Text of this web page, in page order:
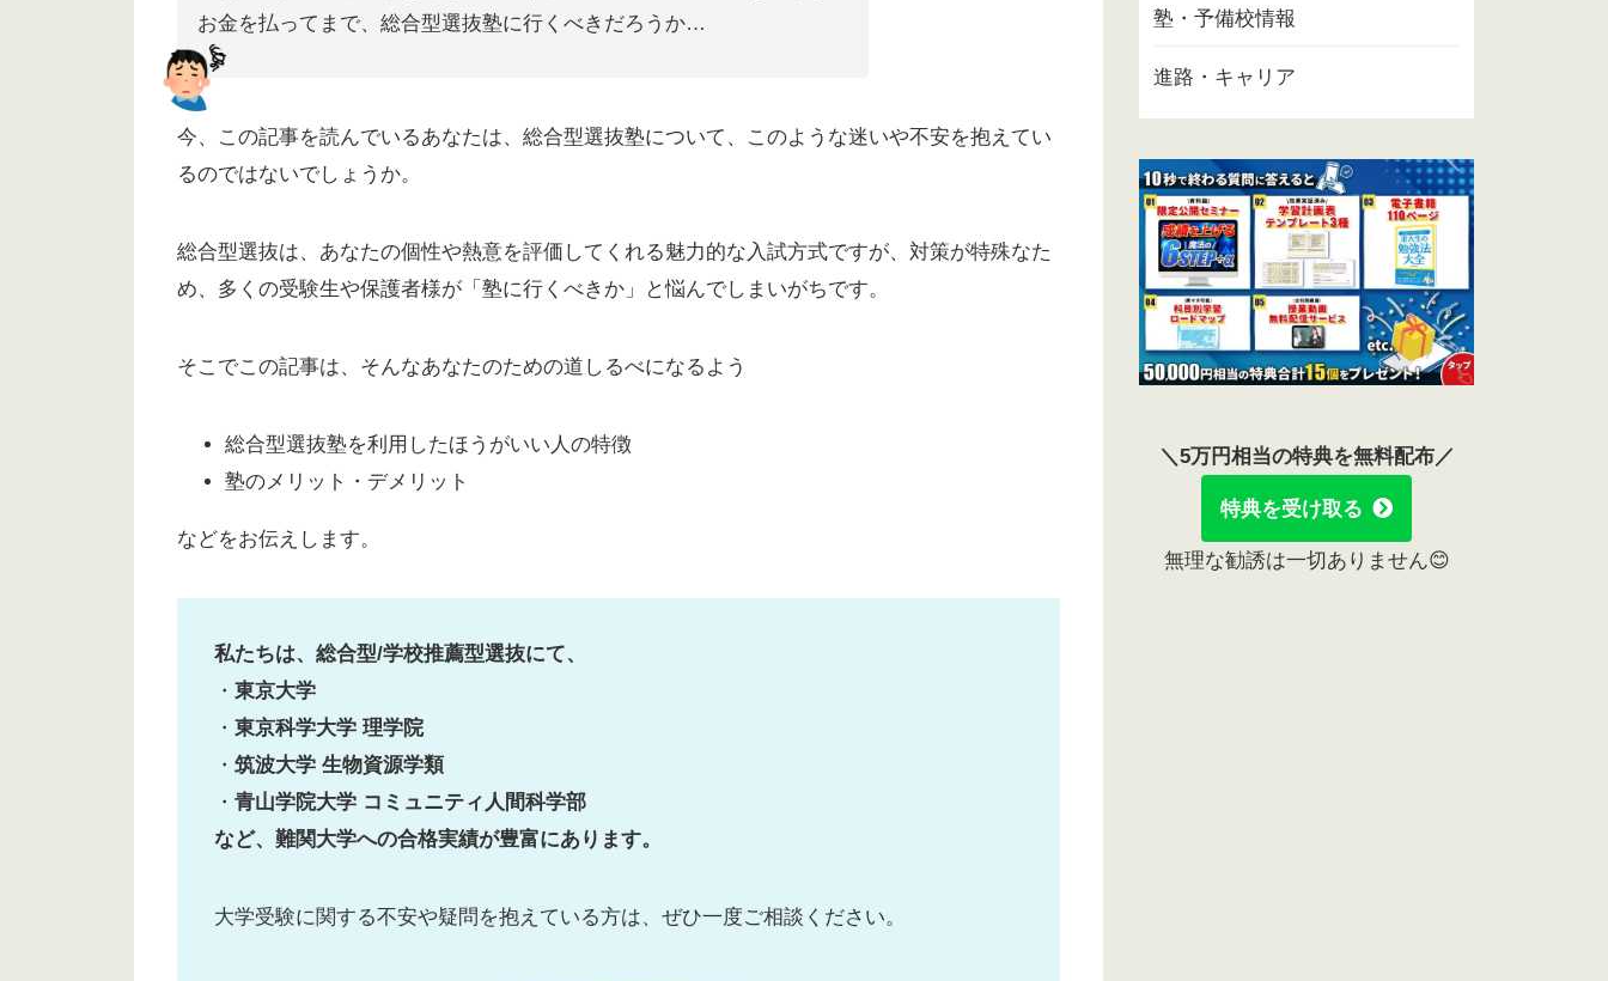
お金を払ってまで、総合型選抜塾に行くべきだろうか…
今、この記事を読んでいるあなたは、総合型選抜塾について、このような迷いや不安を抱えてい
るのではないでしょうか。
総合型選抜は、あなたの個性や熱意を評価してくれる魅力的な入試方式ですが、対策が特殊なた
め、多くの受験生や保護者様が「塾に行くべきか」と悩んでしまいがちです。
そこでこの記事は、そんなあなたのための道しるべになるよう
総合型選抜塾を利用したほうがいい人の特徴
塾のメリット・デメリット
などをお伝えします。
私たちは、総合型/学校推薦型選抜にて、
・ 東京大学
・ 東京科学大学 理学院
・ 筑波大学 生物資源学類
・ 青山学院大学 コミュニティ人間科学部
など、 難関大学への合格実績が豊富にあります。
大学受験に関する不安や疑問を抱えている方は、ぜひ一度ご相談ください。
塾・予備校情報
進路・キャリア
＼5万円相当の特典を無料配布／
特典を受け取る
無理な勧誘は一切ありません😊